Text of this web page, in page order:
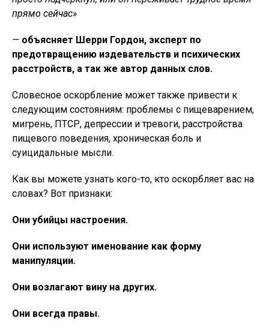
прямо сейчас»
— объясняет Шерри Гордон, эксперт по
предотвращению издевательств и психических
расстройств, а так же автор данных слов.
Словесное оскорбление может также привести к
следующим состояниям: проблемы с пищеварением,
мигрень, ПТСР, депрессии и тревоги, расстройства
пищевого поведения, хроническая боль и
суицидальные мысли.
Как вы можете узнать кого-то, кто оскорбляет вас на
словах? Вот признаки:
Они убийцы настроения.
Они используют именование как форму
манипуляции.
Они возлагают вину на других.
Они всегда правы.